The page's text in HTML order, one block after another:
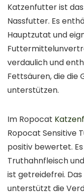
Katzenfutter ist
Nassfutter. Es
Hauptzutat und
verdaulich und
Fettsäuren, die die
unterstützen.
Im Ropocat
Ropocat Sensitive
positiv bewertet.
Truthahnfleisch
ist getreidefrei.
unterstützt die